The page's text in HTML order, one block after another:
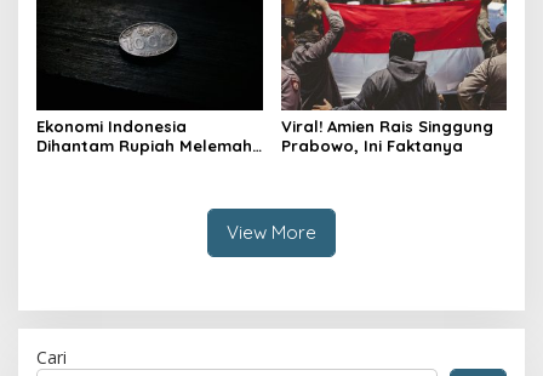
Ekonomi Indonesia
Dihantam Rupiah Melemah,
Viral! Amien Rais Singgung
Prabowo, Ini Faktanya
View More
Cari